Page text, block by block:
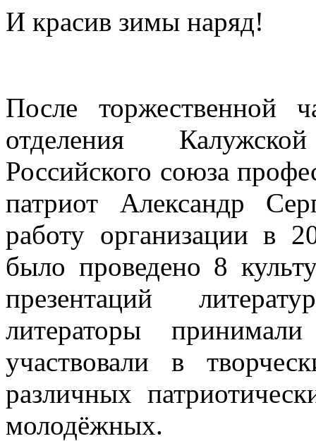
И красив зимы наряд!
После торжественной
отделения
Российского союза
патриот Александр
работу организации в
было проведено 8
презентаций
литераторы
участвовали в
различных
молодёжных.